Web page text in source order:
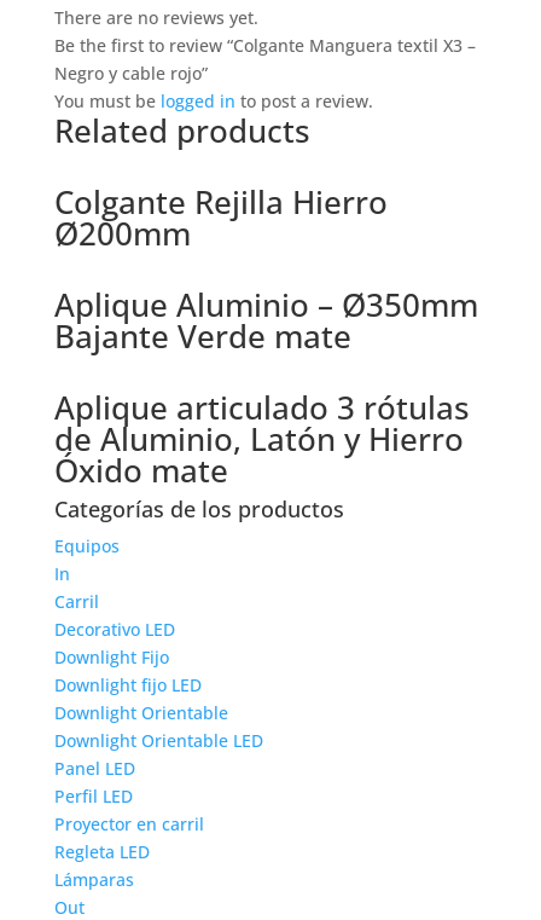
There are no reviews yet.
Be the first to review “Colgante Manguera textil X3 –
Negro y cable rojo”
You must be logged in to post a review.
Related products
Colgante Rejilla Hierro
Ø200mm
Aplique Aluminio – Ø350mm
Bajante Verde mate
Aplique articulado 3 rótulas
de Aluminio, Latón y Hierro
Óxido mate
Categorías de los productos
Equipos
In
Carril
Decorativo LED
Downlight Fijo
Downlight fijo LED
Downlight Orientable
Downlight Orientable LED
Panel LED
Perfil LED
Proyector en carril
Regleta LED
Lámparas
Out